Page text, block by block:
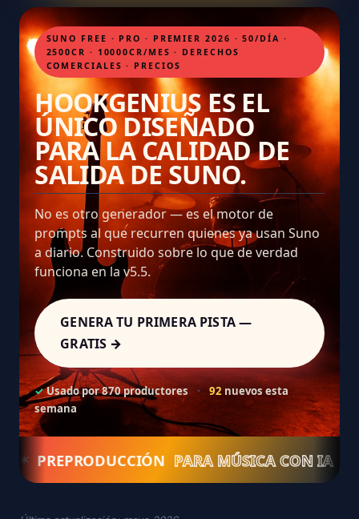
SUNO FREE · PRO · PREMIER 2026 · 50/DÍA ·
2500CR · 10000CR/MES · DERECHOS
COMERCIALES · PRECIOS
HOOKGENIUS ES EL
ÚNICO DISEÑADO
PARA LA CALIDAD DE
SALIDA DE SUNO.
No es otro generador — es el motor de
prompts al que recurren quienes ya usan Suno
a diario. Construido sobre lo que de verdad
funciona en la v5.5.
GENERA TU PRIMERA PISTA —
GRATIS →
✓Usado por 870 productores · 92 nuevos esta
semana
PARA MÚSICA CON IA ✶ TU